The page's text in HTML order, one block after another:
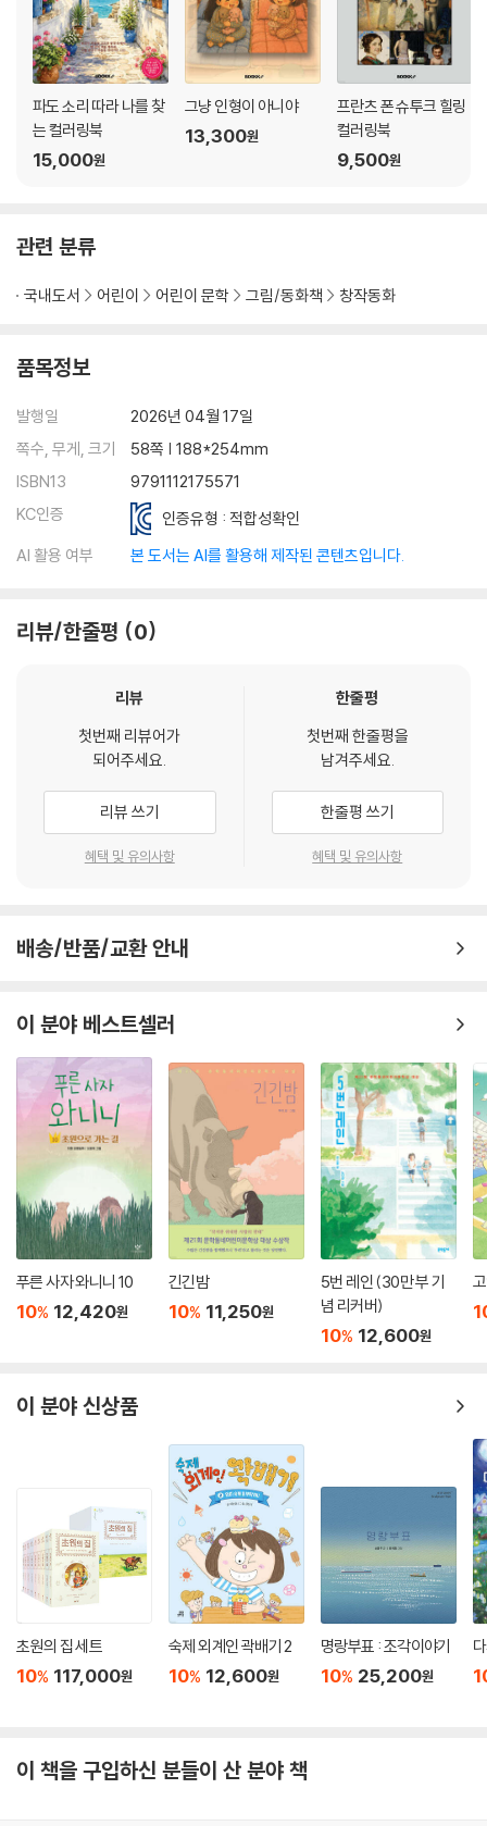
파도 소리 따라 나를 찾
는 컬러링북
15,000원
그냥 인형이 아니야
13,300원
프란츠 폰 슈투크 힐링
컬러링북
9,500원
관련 분류
국내도서 어린이 어린이 문학 그림/동화책 창작동화
품목정보
발행일
2026년 04월 17일
쪽수, 무게, 크기
58쪽 | 188*254mm
ISBN13
9791112175571
KC인증
인증유형 : 적합성확인
AI 활용 여부
본 도서는 AI를 활용해 제작된 콘텐츠입니다.
리뷰/한줄평 0
리뷰
첫번째 리뷰어가
되어주세요.
리뷰 쓰기
혜택 및 유의사항
한줄평
첫번째 한줄평을
남겨주세요.
한줄평 쓰기
혜택 및 유의사항
배송/반품/교환 안내
이 분야 베스트셀러
푸른 사자 와니니 10
10% 12,420원
긴긴밤
10% 11,250원
5번 레인 (30만 부 기
념 리커버)
10% 12,600원
이 분야 신상품
초원의 집 세트
10% 117,000원
숙제 외계인 곽배기 2
10% 12,600원
명랑부표 : 조각이야기
10% 25,200원
이 책을 구입하신 분들이 산 분야 책